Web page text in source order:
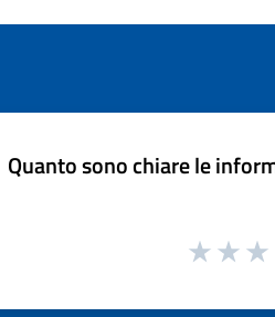
Quanto sono chiare le